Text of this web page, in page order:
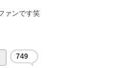
ァンです笑
749